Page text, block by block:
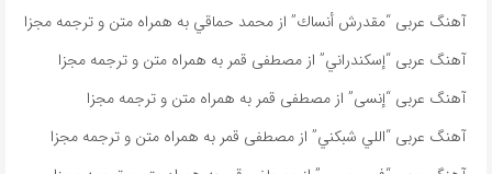
آهنگ عربی “مقدرش أنساك” از محمد حماقي به همراه متن و ترجمه مجزا
آهنگ عربی “إسكندراني” از مصطفى قمر به همراه متن و ترجمه مجزا
آهنگ عربی “إنسى” از مصطفى قمر به همراه متن و ترجمه مجزا
آهنگ عربی “اللي شبكني” از مصطفى قمر به همراه متن و ترجمه مجزا